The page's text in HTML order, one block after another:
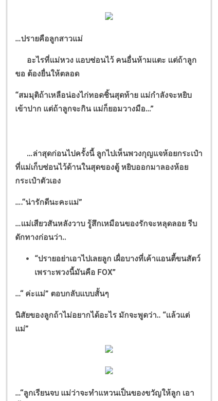
…ปรายคือลูกสาวแม่
อะไรที่แม่หวง แอบซ่อนไว้ คนอื่นห้ามแตะ แต่ถ้าลูก
ขอ ต้องยื่นให้ตลอด
“สมมุติถ้าเหลือน่องไก่ทอดชิ้นสุดท้าย แม่กำลังจะหยิบ
เข้าปาก แต่ถ้าลูกจะกิน แม่ก็ยอมวางมือ…”
…ล่าสุดก่อนไปครั้งนี้ ลูกไปเห็นพวงกุญแจห้อยกระเป๋า
ที่แม่เก็บซ่อนไว้ด้านในสุดของตู้ หยิบออกมาลองห้อย
กระเป๋าตัวเอง
….“น่ารักดีนะคะแม่”
…แม่เสียวสันหลังวาบ รู้สึกเหมือนของรักจะหลุดลอย รีบ
ดักทางก่อนว่า..
“ปรายอย่าเอาไปเลยลูก เผื่อบางที่เค้าแอนตี้ขนสัตว์
เพราะพวงนี้มันคือ FOX”
…“ ค่ะแม่” ตอบกลับแบบสั้นๆ
นิสัยของลูกถ้าไม่อยากได้อะไร มักจะพูดว่า.. “แล้วแต่
แม่”
…“ลูกเรียนจบ แม่ว่าจะทำแหวนเป็นของขวัญให้ลูก เอา